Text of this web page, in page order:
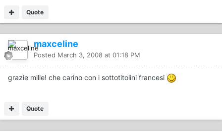
Quote
maxceline
Posted March 3, 2008 at 01:18 PM
grazie mille! che carino con i sottotitolini francesi
Quote